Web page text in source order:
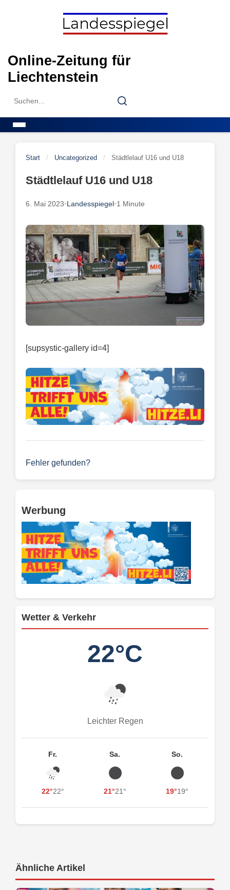
Online-Zeitung für
Liechtenstein
Search
Search
Start / Uncategorized / Städtlelauf U16 und U18
Städtlelauf U16 und U18
6. Mai 2023•Landesspiegel•1 Minute
[supsystic-gallery id=4]
Fehler gefunden?
Werbung
Wetter & Verkehr
22°C
Leichter Regen
Fr.
22°22°
Sa.
21°21°
So.
19°19°
Ähnliche Artikel